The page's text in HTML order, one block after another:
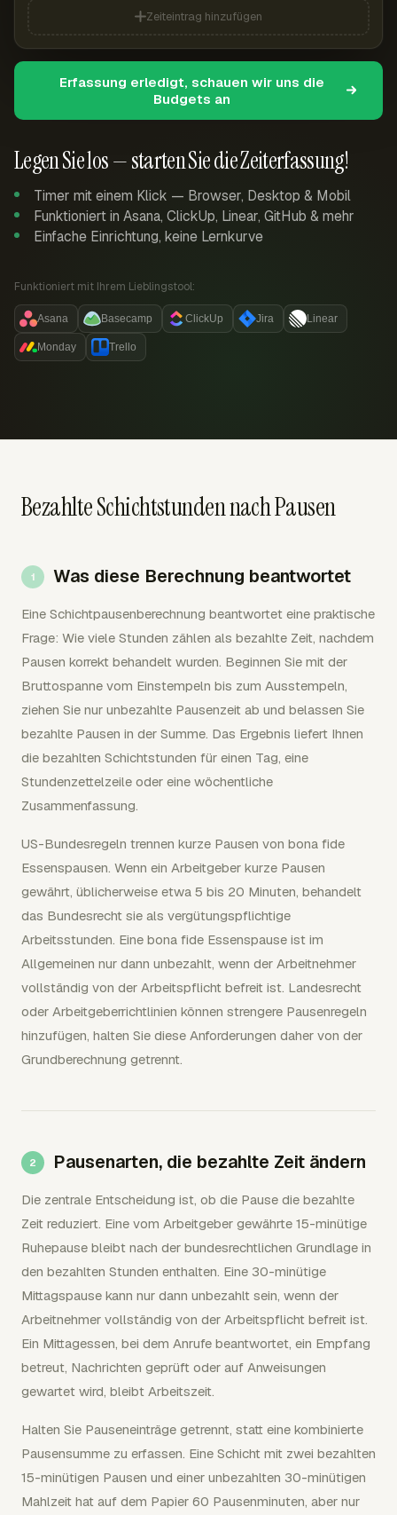
Legen Sie los — starten Sie die Zeiterfassung!
Timer mit einem Klick — Browser, Desktop & Mobil
Funktioniert in Asana, ClickUp, Linear, GitHub & mehr
Einfache Einrichtung, keine Lernkurve
Funktioniert mit Ihrem Lieblingstool:
Asana Basecamp ClickUp Jira Linear
Monday Trello
Zeiteintrag hinzufügen
Erfassung erledigt, schauen wir uns die
Budgets an
Bezahlte Schichtstunden nach Pausen
Was diese Berechnung beantwortet
Eine Schichtpausenberechnung beantwortet eine praktische
Frage: Wie viele Stunden zählen als bezahlte Zeit, nachdem
Pausen korrekt behandelt wurden. Beginnen Sie mit der
Bruttospanne vom Einstempeln bis zum Ausstempeln,
ziehen Sie nur unbezahlte Pausenzeit ab und belassen Sie
bezahlte Pausen in der Summe. Das Ergebnis liefert Ihnen
die bezahlten Schichtstunden für einen Tag, eine
Stundenzettelzeile oder eine wöchentliche
Zusammenfassung.
US-Bundesregeln trennen kurze Pausen von bona fide
Essenspausen. Wenn ein Arbeitgeber kurze Pausen
gewährt, üblicherweise etwa 5 bis 20 Minuten, behandelt
das Bundesrecht sie als vergütungspflichtige
Arbeitsstunden. Eine bona fide Essenspause ist im
Allgemeinen nur dann unbezahlt, wenn der Arbeitnehmer
vollständig von der Arbeitspflicht befreit ist. Landesrecht
oder Arbeitgeberrichtlinien können strengere Pausenregeln
hinzufügen, halten Sie diese Anforderungen daher von der
Grundberechnung getrennt.
Pausenarten, die bezahlte Zeit ändern
Die zentrale Entscheidung ist, ob die Pause die bezahlte
Zeit reduziert. Eine vom Arbeitgeber gewährte 15-minütige
Ruhepause bleibt nach der bundesrechtlichen Grundlage in
den bezahlten Stunden enthalten. Eine 30-minütige
Mittagspause kann nur dann unbezahlt sein, wenn der
Arbeitnehmer vollständig von der Arbeitspflicht befreit ist.
Ein Mittagessen, bei dem Anrufe beantwortet, ein Empfang
betreut, Nachrichten geprüft oder auf Anweisungen
gewartet wird, bleibt Arbeitszeit.
Halten Sie Pauseneinträge getrennt, statt eine kombinierte
Pausensumme zu erfassen. Eine Schicht mit zwei bezahlten
15-minütigen Pausen und einer unbezahlten 30-minütigen
Mahlzeit hat auf dem Papier 60 Pausenminuten, aber nur